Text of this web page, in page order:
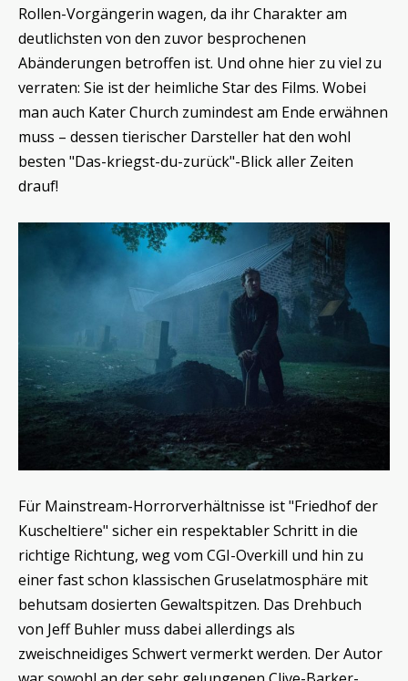
Rollen-Vorgängerin wagen, da ihr Charakter am
deutlichsten von den zuvor besprochenen
Abänderungen betroffen ist. Und ohne hier zu viel zu
verraten: Sie ist der heimliche Star des Films. Wobei
man auch Kater Church zumindest am Ende erwähnen
muss – dessen tierischer Darsteller hat den wohl
besten "Das-kriegst-du-zurück"-Blick aller Zeiten
drauf!
Für Mainstream-Horrorverhältnisse ist "Friedhof der
Kuscheltiere" sicher ein respektabler Schritt in die
richtige Richtung, weg vom CGI-Overkill und hin zu
einer fast schon klassischen Gruselatmosphäre mit
behutsam dosierten Gewaltspitzen. Das Drehbuch
von Jeff Buhler muss dabei allerdings als
zweischneidiges Schwert vermerkt werden. Der Autor